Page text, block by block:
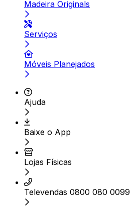
Madeira Originals
Serviços
Móveis Planejados
Ajuda
Baixe o App
Lojas Físicas
Televendas 0800 080 0099